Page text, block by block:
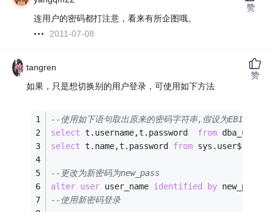
连用户的密码都打注意，看来有所企图哦。
2011-07-08
赞
tangren
如果，只是想切换别的用户登录，可使用如下方法
--使用如下语句取出原来的密码字符串,假设为
select t.username,t.password from dba_users
select t.name,t.password from sys.user$ t;
--更改为新密码为new_pass
alter user user_name identified by new_pass;
--使用新密码登录
赞